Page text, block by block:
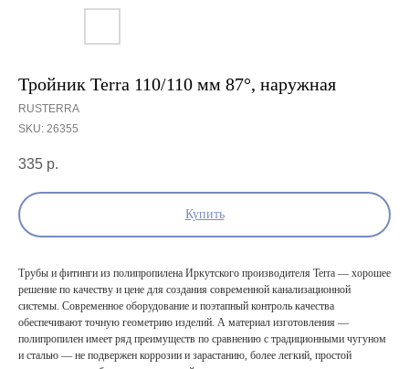
Тройник Terra 110/110 мм 87°, наружная
RUSTERRA
SKU: 26355
335 р.
Купить
Трубы и фитинги из полипропилена Иркутского производителя Terra — хорошее
решение по качеству и цене для создания современной канализационной
системы. Современное оборудование и поэтапный контроль качества
обеспечивают точную геометрию изделий. А материал изготовления —
полипропилен имеет ряд преимуществ по сравнению с традиционными чугуном
и сталью — не подвержен коррозии и зарастанию, более легкий, простой